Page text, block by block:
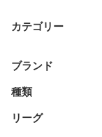
カテゴリー
ブランド
種類
リーグ